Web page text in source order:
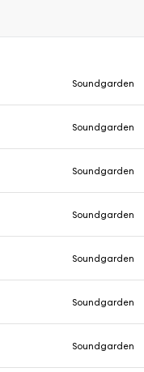
Soundgarden
Soundgarden
Soundgarden
Soundgarden
Soundgarden
Soundgarden
Soundgarden